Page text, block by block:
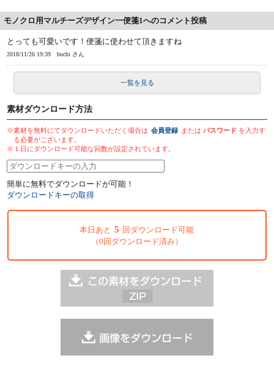
モノクロ用マルチーズデザイン一便箋1へのコメント投稿
とっても可愛いです！便箋に使わせて頂きますね
2018/11/26 19:39 buchi さん
一覧を見る
素材ダウンロード方法
※素材を無料にてダウンロードいただく場合は 会員登録 またはパスワード を入力す
る必要がございます。
※１日にダウンロード可能な回数が設定されています。
簡単に無料でダウンロードが可能！
ダウンロードキーの取得
本日あと 5 回ダウンロード可能
（0回ダウンロード済み）